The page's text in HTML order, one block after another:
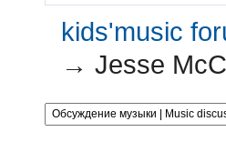
kids'music
→Jesse